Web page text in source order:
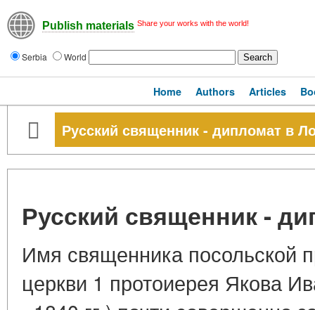
Publish materials Share your works with the world!
Serbia World
Home Authors Articles
Русский священник - дипломат в
Русский священник -
Имя священника посольской
церкви 1 протоиерея Якова